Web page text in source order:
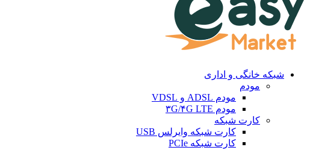
شبکه خانگی و اداری
مودم
مودم ADSL و VDSL
مودم ۳G/۴G LTE
کارت شبکه
کارت شبکه وایرلس USB
کارت شبکه PCIe